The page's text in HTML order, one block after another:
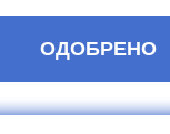
ПОЛУЧИТЬ